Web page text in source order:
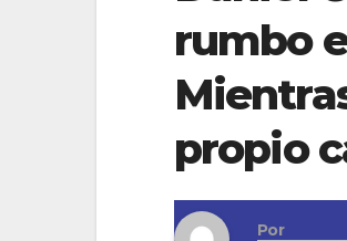
rumbo
propio
Por